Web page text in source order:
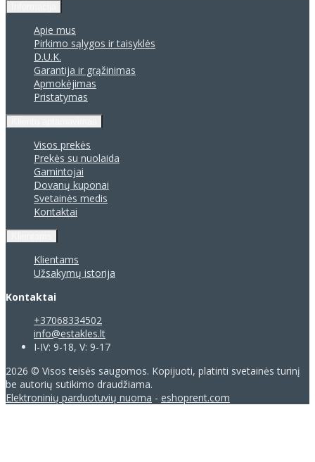
Apie mus
Pirkimo sąlygos ir taisyklės
D.U.K.
Garantija ir grąžinimas
Apmokėjimas
Pristatymas
Visos prekės
Prekės su nuolaida
Gamintojai
Dovanų kuponai
Svetainės medis
Kontaktai
Klientams
Užsakymų istorija
Kontaktai
+37068334502
info@estakles.lt
I-IV: 9-18, V: 9-17
2026 © Visos teisės saugomos. Kopijuoti, platinti svetainės turinį
be autorių sutikimo draudžiama.
Elektroninių parduotuvių nuoma - eshoprent.com